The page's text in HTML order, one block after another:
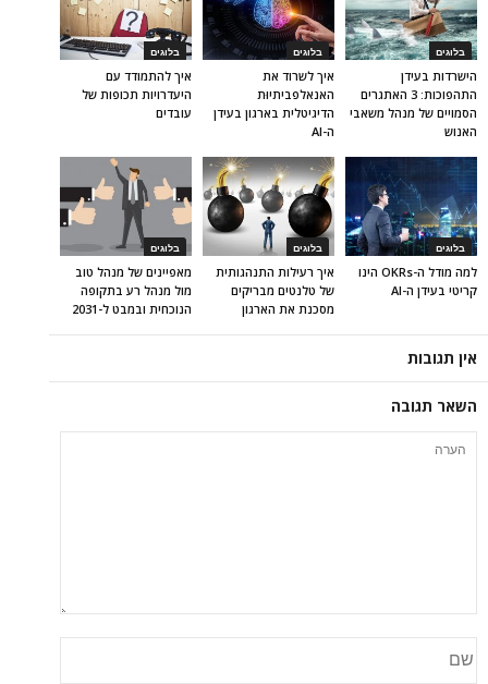
בלוגים
איך להתמודד עם
היעדרויות תכופות של
עובדים
בלוגים
איך לשרוד את
האנאלפביתיוּת
הדיגיטלית בארגון בעידן
ה-AI
בלוגים
הישרדות בעידן
התהפוכות: 3 האתגרים
הסמויים של מנהל משאבי
האנוש
בלוגים
מאפיינים של מנהל טוב
מול מנהל רע בתקופה
הנוכחית ובמבט ל-2031
בלוגים
איך רעילות התנהגותית
של טלנטים מבריקים
מסכנת את הארגון
בלוגים
למה מודל ה-OKRs הינו
קריטי בעידן ה-AI
אין תגובות
השאר תגובה